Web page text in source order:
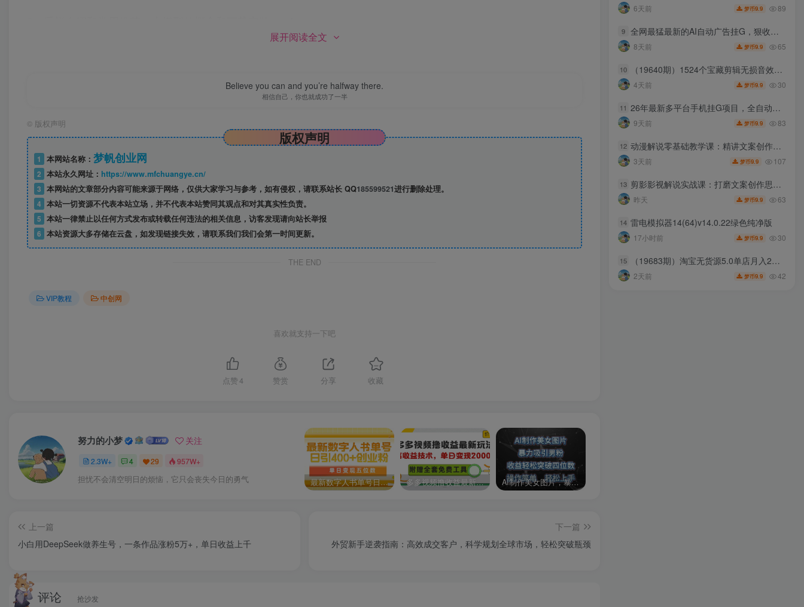
11、文生图浦练和高清出图方法，Adetailer面部修复插件.mp4
12、图生图-缩放模式介绍与关键词反推，重绘埴充与切换背景,mp4
13、脚本XYZ图表使用.mp4
14、系列插件安装,mp4
5.openpose模型，快速穿衣,mp4
电商案例-指定产品出场景;电商案例-图标字体设计.mp420
22、开始炼丹，出Lora模型测试.mp4
24、ip-lora与产品lora的扩展思维,mp4
NEW-2-节课争捏Ghatpgt4.0 -人干翻500万团队.mp4
展开阅读全文
Believe you can and you’re halfway there.
相信自己，你也就成功了一半
© 版权声明
版权声明
1 本网站名称： 梦帆创业网
2 本站永久网址： https://www.mfchuangye.cn/
3 本网站的文章部分内容可能来源于网络，仅供大家学习与参考，如有侵权，请联系站长 QQ185599521进行删除处理。
4 本站一切资源不代表本站立场，并不代表本站赞同其观点和对其真实性负责。
5 本站一律禁止以任何方式发布或转载任何违法的相关信息，访客发现请向站长举报
6 本站资源大多存储在云盘，如发现链接失效，请联系我们我们会第一时间更新。
THE END
VIP教程 中创网
喜欢就支持一下吧
点赞 4 赞赏 分享 收藏
努力的小梦 关注
2.3W+ 4 29 957W+
担忧不会清空明日的烦恼，它只会丧失今日的勇气 最新数字人书单号日400+创业粉，单日变现五位数，市面卖5980附软件和详… 多多视频撸收益最新玩法，高收益技术，单日变现2000+，附赠全套技术资料 AI制作美女图片，暴力吸引男粉，收益轻松突破四位数，操作简单 上手难度低
上一篇
小白用DeepSeek做养生号，一条作品涨粉5万+，单日收益上千
下一篇
外贸新手逆袭指南：高效成交客户，科学规划全球市场，轻松突破瓶颈
评论 抢沙发
6天前 梦币9.9 89
9 全网最猛最新的AI自动广告挂G，狠收益日入400+，真正做到躺賺式变现【揭秘】
8天前 梦币9.9 65
10 （19640期）1524个宝藏剪辑无损音效！日常常见工具音效包，含扳手、剪刀、锯, 泵, 斧头，锤子工具等，中文分类
4天前 梦币9.9 30
11 26年最新多平台手机挂G项目，全自动运行，每天可提现，单机900-1500月，可矩阵放大【揭秘】
9天前 梦币9.9 83
12 动漫解说零基础教学课：精讲文案创作思路，手机电脑双端配音剪辑落地学习
3天前 梦币9.9 107
13 剪影影视解说实战课：打磨文案创作思路，熟练配音处理手法，快速上手解说制作
昨天 梦币9.9 63
14 雷电模拟器14(64)v14.0.22绿色纯净版
17小时前 梦币9.9 30
15 （19683期）淘宝无货源5.0单店月入2万-更新2026：开店防骗到下单发货，蓝海选品+三店循环玩法全掌握
2天前 梦币9.9 42